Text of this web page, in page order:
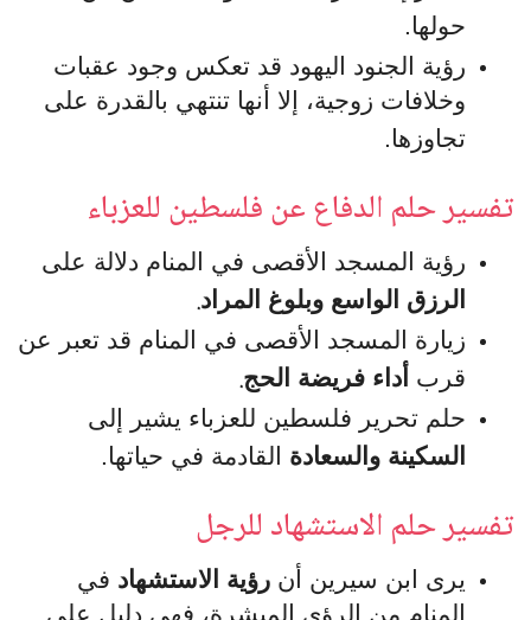
حولها.
رؤية الجنود اليهود قد تعكس وجود عقبات
وخلافات زوجية، إلا أنها تنتهي بالقدرة على
تجاوزها.
تفسير حلم الدفاع عن فلسطين للعزباء
رؤية المسجد الأقصى في المنام دلالة على
الرزق الواسع وبلوغ المراد.
زيارة المسجد الأقصى في المنام قد تعبر عن
قرب أداء فريضة الحج.
حلم تحرير فلسطين للعزباء يشير إلى
السكينة والسعادة القادمة في حياتها.
تفسير حلم الاستشهاد للرجل
يرى ابن سيرين أن رؤية الاستشهاد في
المنام من الرؤى المبشرة، فهي دليل على